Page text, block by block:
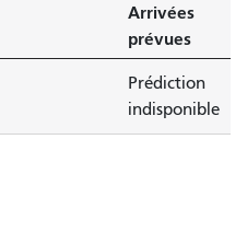
Arrivées
prévues
Prédiction
indisponible